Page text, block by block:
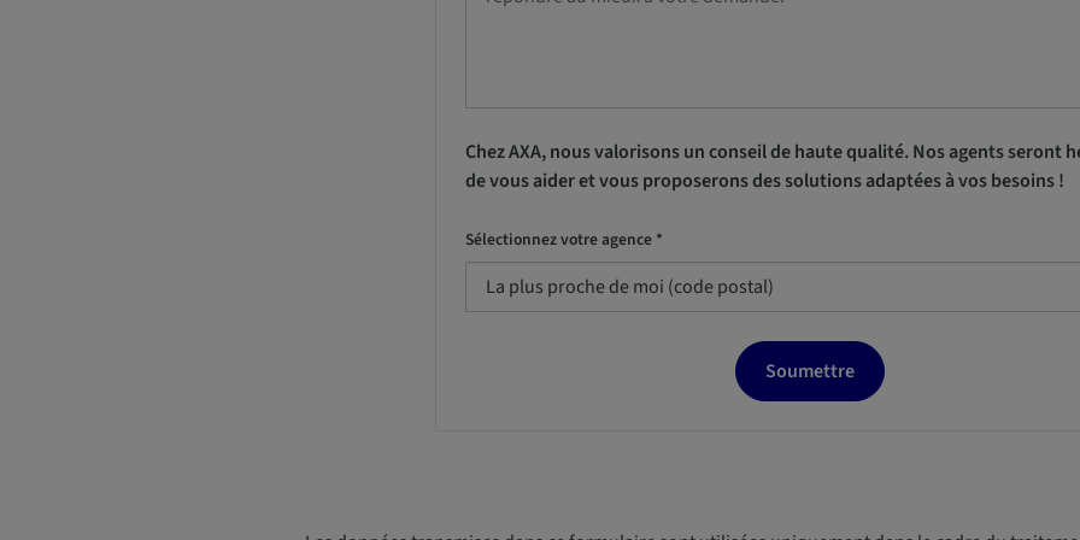
Chez AXA, nous valorisons un conseil de haute qualité. Nos agents seront
de vous aider et vous proposerons des solutions adaptées à vos besoins !
Sélectionnez votre agence *
Soumettre